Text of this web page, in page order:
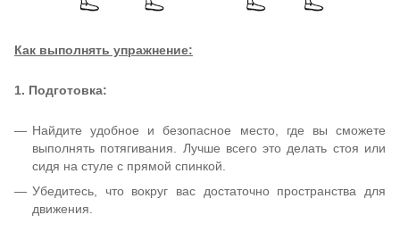
Как выполнять упражнение:
1. Подготовка:
Найдите удобное и безопасное место, где вы сможете
выполнять потягивания. Лучше всего это делать стоя или
сидя на стуле с прямой спинкой.
Убедитесь, что вокруг вас достаточно пространства для
движения.